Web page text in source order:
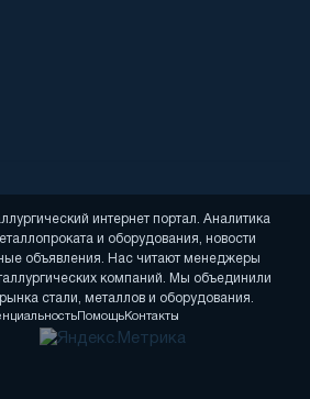
интернет портал. Аналитика
и оборудования, новости
объявления. Нас читают менеджеры
компаний. Мы объединили
стали, металлов и оборудования.
ПомощьКонтакты